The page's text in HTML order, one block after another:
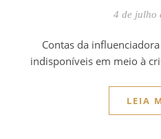
4 de julho
Contas da influenciadora nas três redes ficaram
indisponíveis em meio à
LEIA